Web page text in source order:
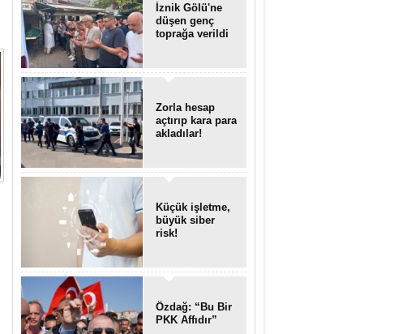
İznik Gölü'ne
düşen genç
toprağa verildi
Zorla hesap
açtırıp kara para
akladılar!
Küçük işletme,
büyük siber
risk!
Özdağ: “Bu Bir
PKK Affıdır”